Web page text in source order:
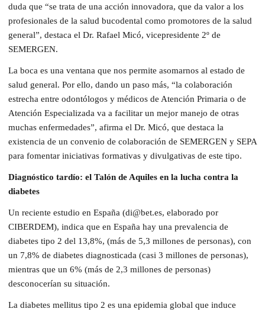
duda que “se trata de una acción innovadora, que da valor a los
profesionales de la salud bucodental como promotores de la salud
general”, destaca el Dr. Rafael Micó, vicepresidente 2º de
SEMERGEN.
La boca es una ventana que nos permite asomarnos al estado de
salud general. Por ello, dando un paso más, “la colaboración
estrecha entre odontólogos y médicos de Atención Primaria o de
Atención Especializada va a facilitar un mejor manejo de otras
muchas enfermedades”, afirma el Dr. Micó, que destaca la
existencia de un convenio de colaboración de SEMERGEN y SEPA
para fomentar iniciativas formativas y divulgativas de este tipo.
Diagnóstico tardío: el Talón de Aquiles en la lucha contra la
diabetes
Un reciente estudio en España (di@bet.es, elaborado por
CIBERDEM), indica que en España hay una prevalencia de
diabetes tipo 2 del 13,8%, (más de 5,3 millones de personas), con
un 7,8% de diabetes diagnosticada (casi 3 millones de personas),
mientras que un 6% (más de 2,3 millones de personas)
desconocerían su situación.
La diabetes mellitus tipo 2 es una epidemia global que induce